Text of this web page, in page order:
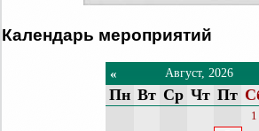
Календарь мероприятий
« Август, 2026
Пн Вт Ср Чт Пт
1